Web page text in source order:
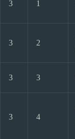
3 1
3 2
3 3
3 4